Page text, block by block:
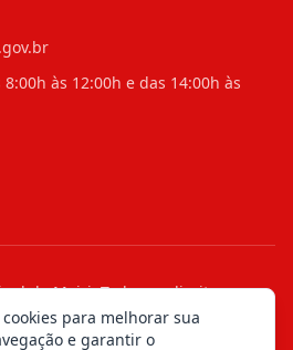
às 12:00h e das 14:00h às
de Mairi. Todos os direitos
para melhorar sua
e garantir o